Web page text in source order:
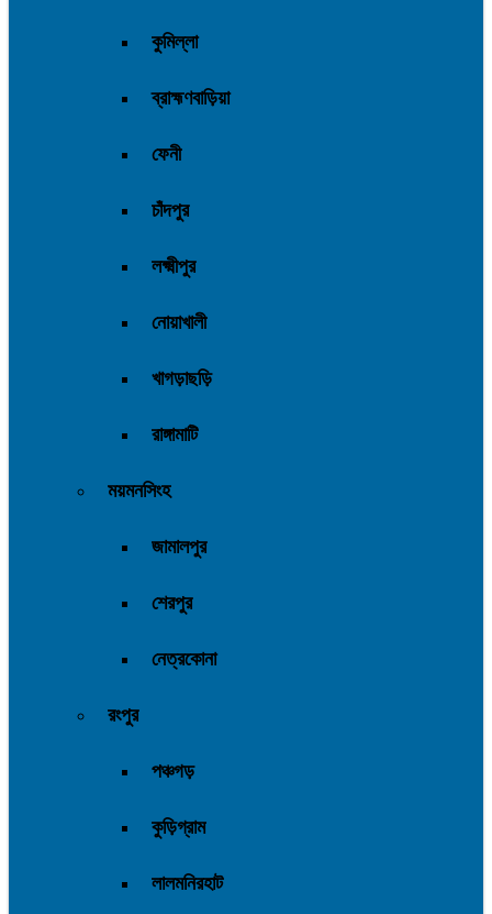
কুমিল্লা
ব্রাহ্মণবাড়িয়া
ফেনী
চাঁদপুর
লক্ষ্মীপুর
নোয়াখালী
খাগড়াছড়ি
রাঙ্গামাটি
ময়মনসিংহ
জামালপুর
শেরপুর
নেত্রকোনা
রংপুর
পঞ্চগড়
কুড়িগ্রাম
লালমনিরহাট